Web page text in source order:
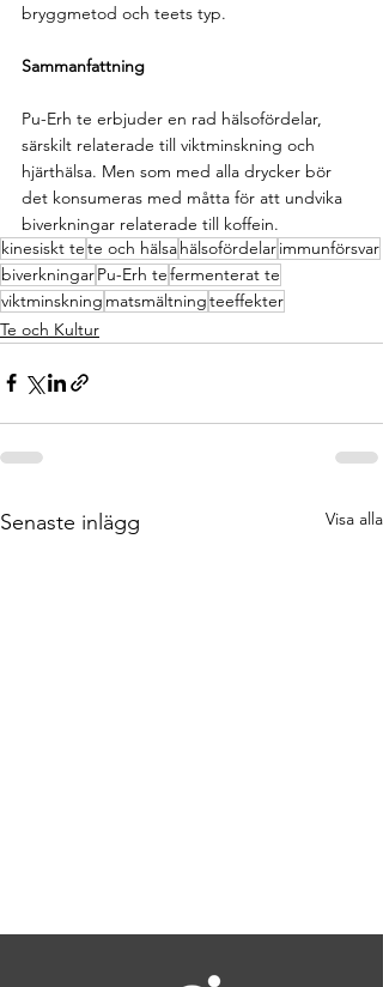
bryggmetod och teets typ.
Sammanfattning
Pu-Erh te erbjuder en rad hälsofördelar,
särskilt relaterade till viktminskning och
hjärthälsa. Men som med alla drycker bör
det konsumeras med måtta för att undvika
biverkningar relaterade till koffein.
kinesiskt tete och hälsahälsofördelarimmunförsvar
biverkningarPu-Erh tefermenterat te
viktminskning matsmältningteeffekter
Te och Kultur
Senaste inlägg Visa alla